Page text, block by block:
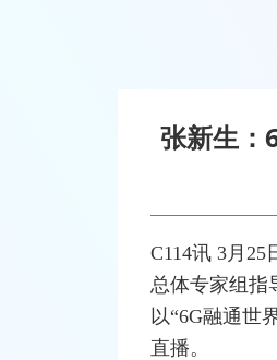
张新生：
C114讯 3月25
总体专家组指
以“6G融通世
直播。